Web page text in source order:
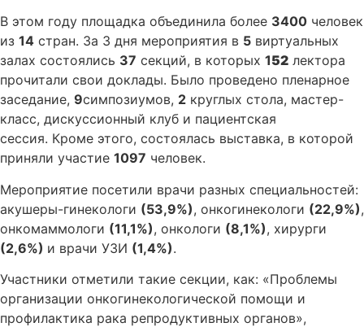
В этом году площадка объединила более 3400 человек
из 14 стран. За 3 дня мероприятия в 5 виртуальных
залах состоялись 37 секций, в которых 152 лектора
прочитали свои доклады. Было проведено пленарное
заседание, 9симпозиумов, 2 круглых стола, мастер-
класс, дискуссионный клуб и пациентская
сессия. Кроме этого, состоялась выставка, в которой
приняли участие 1097 человек.
Мероприятие посетили врачи разных специальностей:
акушеры-гинекологи (53,9%), онкогинекологи (22,9%),
онкомаммологи (11,1%), онкологи (8,1%), хирурги
(2,6%) и врачи УЗИ (1,4%).
Участники отметили такие секции, как: «Проблемы
организации онкогинекологической помощи и
профилактика рака репродуктивных органов»,